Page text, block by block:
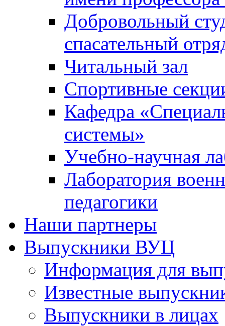
Добровольный
спасательный
Читальный зал
Спортивные
Кафедра
системы»
Учебно-научная
Лаборатория
педагогики
Наши партнеры
Выпускники ВУЦ
Информация для
Известные
Выпускники в лицах